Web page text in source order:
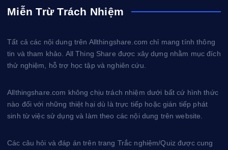
l
x
e
Miễn Trừ Trách Nhiệm
Tất cả các nội dung trên Allthingshare.com chỉ mang tính thông
tin và tham khảo. All Thing Share được xây dựng nhằm mục đích
thử nghiệm, hỗ trợ học tập và nghiên cứu.
Allthingshare.com không chịu trách nhiệm dưới bất cứ hình thức
nào đối với những thiệt hại dù là trực tiếp hoặc gián tiếp phát
sinh từ việc sử dụng và làm theo các nội dung trên website.
Các câu hỏi và đáp án trên trang Trắc nghiệm/Quiz được cung